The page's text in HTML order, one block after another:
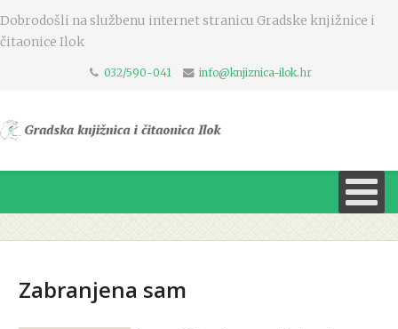
Dobrodošli na službenu internet stranicu Gradske knjižnice i
čitaonice Ilok
032/590-041 info@knjiznica-ilok.hr
Zabranjena sam